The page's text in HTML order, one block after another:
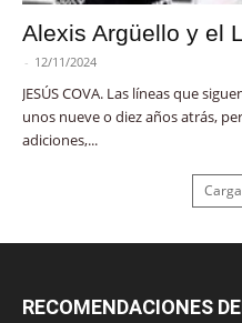
Alexis Argüello y el
- 12/11/2024
JESÚS COVA. Las líneas que
unos nueve o diez años atrás,
adiciones,...
RECOMENDACIONES